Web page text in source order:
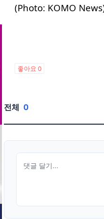
(Photo: KOMO
좋아요 0
전체 0